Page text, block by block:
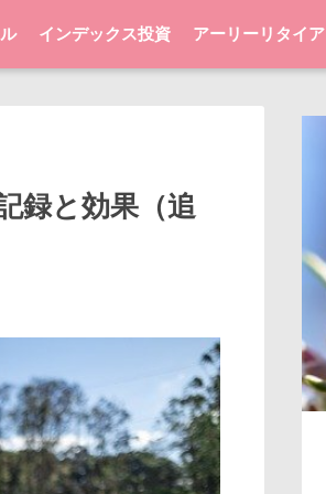
インデックス投資 アーリーリタイア
録と効果（追